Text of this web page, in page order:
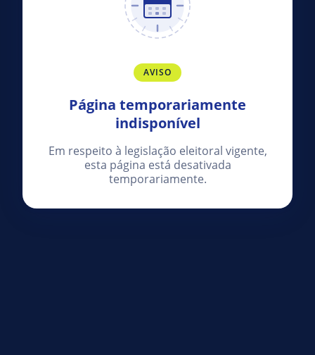
AVISO
Página temporariamente
indisponível
Em respeito à legislação eleitoral vigente,
esta página está desativada
temporariamente.